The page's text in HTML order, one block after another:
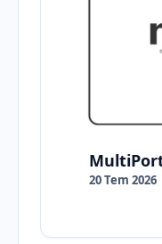
20 Tem 2026